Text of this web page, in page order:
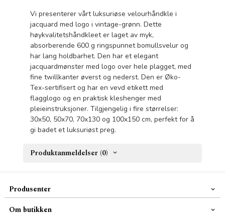
Vi presenterer vårt luksuriøse velourhåndkle i
jacquard med logo i vintage-grønn. Dette
høykvalitetshåndkleet er laget av myk,
absorberende 600 g ringspunnet bomullsvelur og
har lang holdbarhet. Den har et elegant
jacquardmønster med logo over hele plagget, med
fine twillkanter øverst og nederst. Den er Øko-
Tex-sertifisert og har en vevd etikett med
flagglogo og en praktisk kleshenger med
pleieinstruksjoner. Tilgjengelig i fire størrelser:
30x50, 50x70, 70x130 og 100x150 cm, perfekt for å
gi badet et luksuriøst preg.
Produktanmeldelser (0)
Produsenter
Om butikken